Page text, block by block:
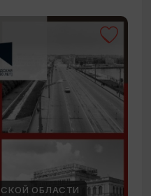
ОБЛАСТИ